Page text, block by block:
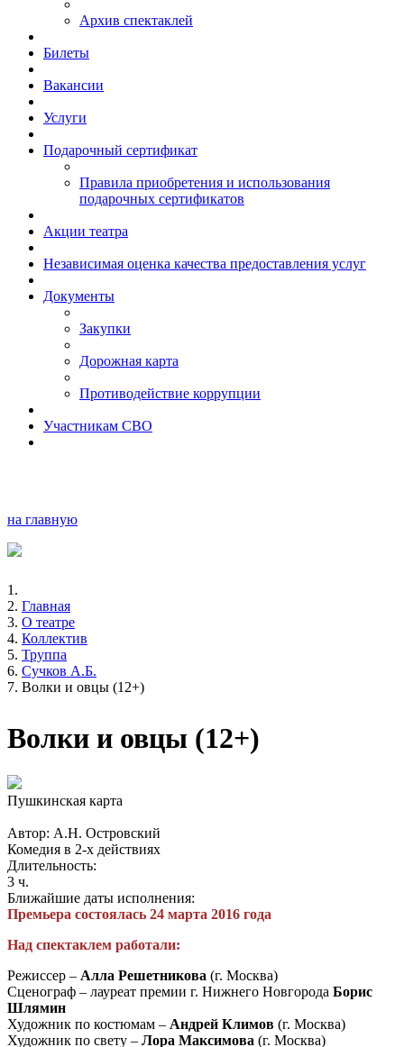
Архив спектаклей
Билеты
Вакансии
Услуги
Подарочный сертификат
Правила приобретения и использования
подарочных сертификатов
Акции театра
Независимая оценка качества предоставления услуг
Документы
Закупки
Дорожная карта
Противодействие коррупции
Участникам СВО
на главную
Главная
О театре
Коллектив
Труппа
Сучков А.Б.
Волки и овцы (12+)
Волки и овцы (12+)
Пушкинская карта
Автор: А.Н. Островский
Комедия в 2-х действиях
Длительность:
3 ч.
Ближайшие даты исполнения:
Премьера состоялась 24 марта 2016 года
Над спектаклем работали:
Режиссер – Алла Решетникова (г. Москва)
Сценограф – лауреат премии г. Нижнего Новгорода Борис
Шлямин
Художник по костюмам – Андрей Климов (г. Москва)
Художник по свету – Лора Максимова (г. Москва)